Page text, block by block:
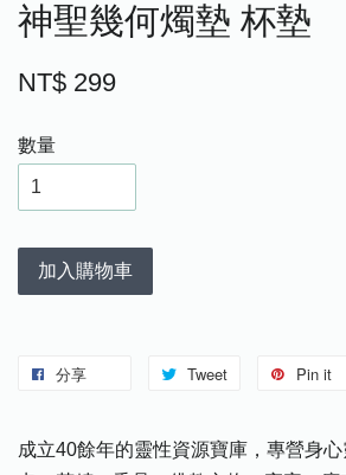
神聖幾何燭墊 杯墊
NT$ 299
數量
加入購物車
分享 Tweet Pin it
成立40餘年的靈性資源寶庫，專營身